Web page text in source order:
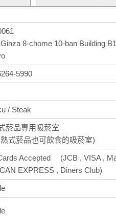
8-chome 10-ban Building
5990
/ Steak
菸品專用吸菸室
式菸品也可飲食的吸菸室)
Accepted (JCB , VISA ,
EXPRESS , Diners Club)